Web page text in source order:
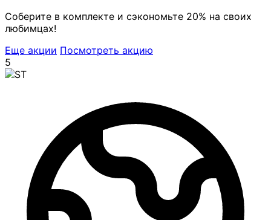
Соберите в комплекте и сэкономьте 20% на своих
любимцах!
Еще акции Посмотреть акцию
5